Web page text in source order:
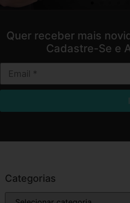
Quer receber mais
Cadastre-Se e
Categorias